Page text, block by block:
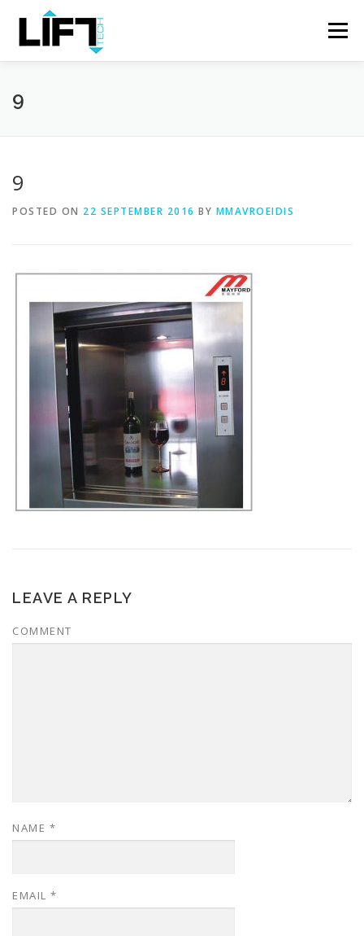
content
Menu
9
9
POSTED ON 22 SEPTEMBER 2016 BY MMAVROEIDIS
LEAVE A REPLY
COMMENT
NAME *
EMAIL *